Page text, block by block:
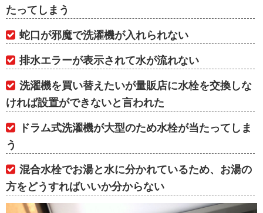
たってしまう
蛇口が邪魔で洗濯機が入れられない
排水エラーが表示されて水が流れない
洗濯機を買い替えたいが量販店に水栓を交換しな
ければ設置ができないと言われた
ドラム式洗濯機が大型のため水栓が当たってしま
う
混合水栓でお湯と水に分かれているため、お湯の
方をどうすればいいか分からない